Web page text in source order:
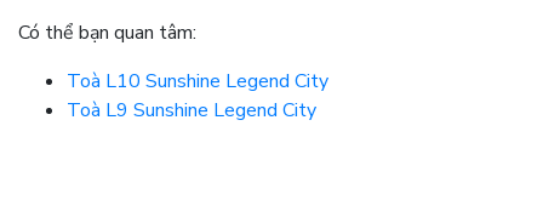
Có thể bạn quan tâm:
Toà L10 Sunshine Legend City
Toà L9 Sunshine Legend City